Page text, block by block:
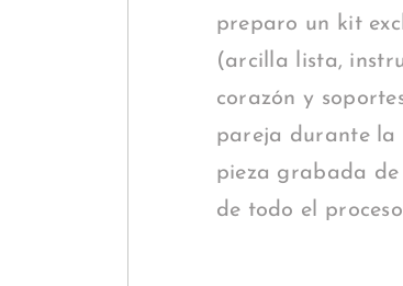
preparo un kit
(arcilla lista,
corazón y
pareja durante la
pieza grabada
de todo el